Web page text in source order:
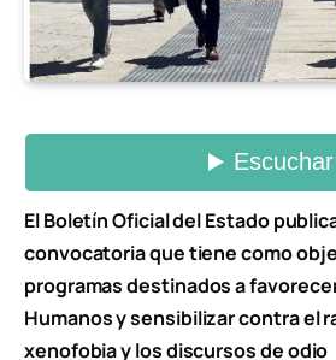
El Boletín Oficial del Estado
convocatoria que tiene como
programas destinados a
Humanos y sensibilizar contra el
xenofobia y los discursos de odio